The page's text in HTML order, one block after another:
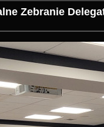
Zebranie